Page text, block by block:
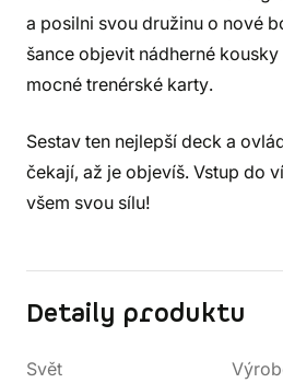
a posilni svou družinu o nové
šance objevit nádherné kousky
mocné trenérské karty.
Sestav ten nejlepší deck a
čekají, až je objevíš. Vstup do
všem svou sílu!
Detaily produktu
Svět